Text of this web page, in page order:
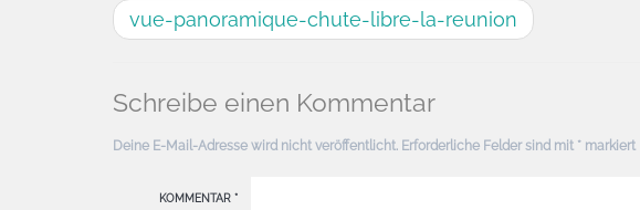
vue-panoramique-chute-libre-la-reunion
Schreibe einen Kommentar
Deine E-Mail-Adresse wird nicht veröffentlicht. Erforderliche Felder sind mit * markiert
KOMMENTAR *